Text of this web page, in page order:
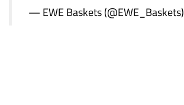
— EWE Baskets (@EWE_Baskets)